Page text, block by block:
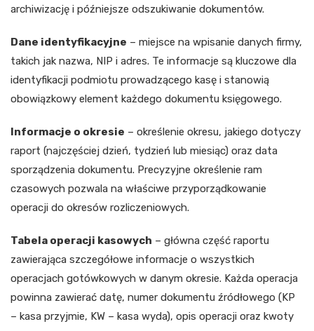
archiwizację i późniejsze odszukiwanie dokumentów.
Dane identyfikacyjne – miejsce na wpisanie danych firmy,
takich jak nazwa, NIP i adres. Te informacje są kluczowe dla
identyfikacji podmiotu prowadzącego kasę i stanowią
obowiązkowy element każdego dokumentu księgowego.
Informacje o okresie – określenie okresu, jakiego dotyczy
raport (najczęściej dzień, tydzień lub miesiąc) oraz data
sporządzenia dokumentu. Precyzyjne określenie ram
czasowych pozwala na właściwe przyporządkowanie
operacji do okresów rozliczeniowych.
Tabela operacji kasowych – główna część raportu
zawierająca szczegółowe informacje o wszystkich
operacjach gotówkowych w danym okresie. Każda operacja
powinna zawierać datę, numer dokumentu źródłowego (KP
– kasa przyjmie, KW – kasa wyda), opis operacji oraz kwoty